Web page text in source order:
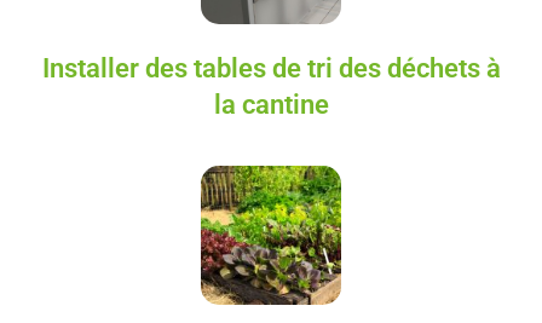
Installer des tables de tri des déchets à
la cantine